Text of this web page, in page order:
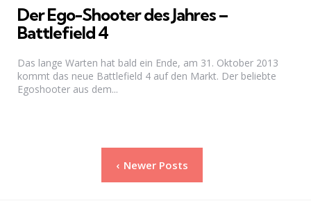
Der Ego-Shooter des Jahres –
Battlefield 4
Das lange Warten hat bald ein Ende, am 31. Oktober 2013
kommt das neue Battlefield 4 auf den Markt. Der beliebte
Egoshooter aus dem...
Seitennummerierung
Newer Posts